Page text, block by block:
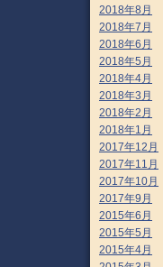
2018年8月
2018年7月
2018年6月
2018年5月
2018年4月
2018年3月
2018年2月
2018年1月
2017年12月
2017年11月
2017年10月
2017年9月
2015年6月
2015年5月
2015年4月